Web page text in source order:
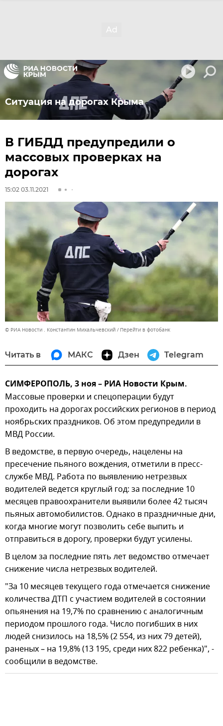
Ситуация на дорогах Крыма
В ГИБДД предупредили о
массовых проверках на
дорогах
15:02 03.11.2021
© РИА Новости . Константин Михальчевский Перейти в фотобанк
Читать в МАКС Дзен Telegram
СИМФЕРОПОЛЬ, 3 ноя – РИА Новости Крым.
Массовые проверки и спецоперации будут
проходить на дорогах российских регионов в период
ноябрьских праздников. Об этом предупредили в
МВД России.
В ведомстве, в первую очередь, нацелены на
пресечение пьяного вождения, отметили в пресс-
службе МВД. Работа по выявлению нетрезвых
водителей ведется круглый год: за последние 10
месяцев правоохранители выявили более 42 тысяч
пьяных автомобилистов. Однако в праздничные дни,
когда многие могут позволить себе выпить и
отправиться в дорогу, проверки будут усилены.
В целом за последние пять лет ведомство отмечает
снижение числа нетрезвых водителей.
"За 10 месяцев текущего года отмечается снижение
количества ДТП с участием водителей в состоянии
опьянения на 19,7% по сравнению с аналогичным
периодом прошлого года. Число погибших в них
людей снизилось на 18,5% (2 554, из них 79 детей),
раненых – на 19,8% (13 195, среди них 822 ребенка)", -
сообщили в ведомстве.